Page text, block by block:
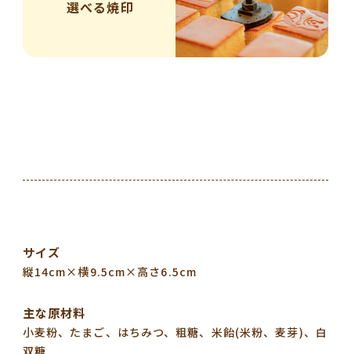
選べる焼印
サイズ
縦14cm×横9.5cm×高さ6.5cm
主な原材料
小麦粉、たまご、はちみつ、粗糖、米飴(米粉、麦芽)、白
双糖